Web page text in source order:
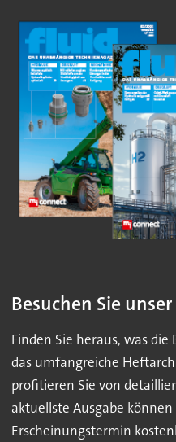
Besuchen Sie
Finden Sie heraus, was
das umfangreiche
profitieren Sie von
aktuellste Ausgabe können
Erscheinungstermin